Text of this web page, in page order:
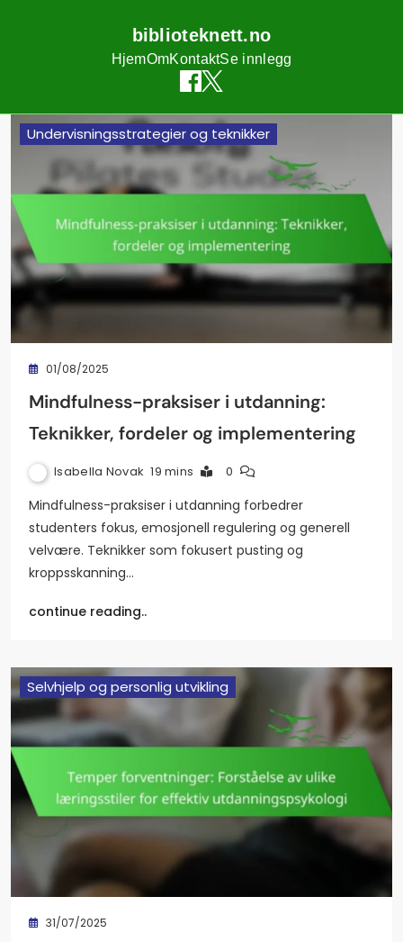
biblioteknett.no
HjemOmKontaktSe innlegg
Skip
Undervisningsstrategier og teknikker
01/08/2025
Mindfulness-praksiser i utdanning:
Teknikker, fordeler og implementering
Isabella Novak 19 mins 0
Mindfulness-praksiser i utdanning forbedrer
studenters fokus, emosjonell regulering og generell
velvære. Teknikker som fokusert pusting og
kroppsskanning…
continue reading..
Selvhjelp og personlig utvikling
31/07/2025